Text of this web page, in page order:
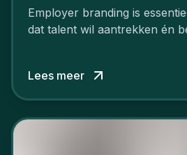
Employer branding is
dat talent wil aantrekken én
niet van vandaag op morgen.
aan, starten met employer
Lees meer